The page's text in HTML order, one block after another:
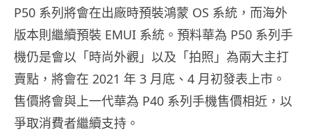
P50 系列將會在出廠時預裝鴻蒙 OS 系統，而海外
版本則繼續預裝 EMUI 系統。 預料華為 P50 系列手
機仍是會以「時尚外觀」以及「拍照」為兩大主打
賣點，將會在 2021 年 3 月底、4 月初發表上市。
售價將會與上一代華為 P40 系列手機售價相近，以
爭取消費者繼續支持。